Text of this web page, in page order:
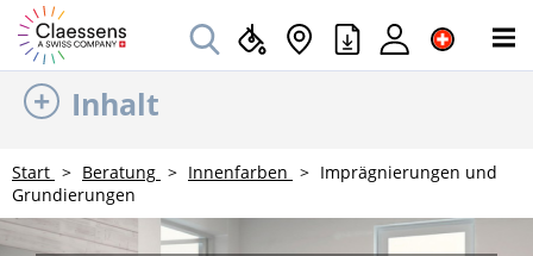
Inhalt
Start Beratung Innenfarben
Imprägnierungen und
Grundierungen